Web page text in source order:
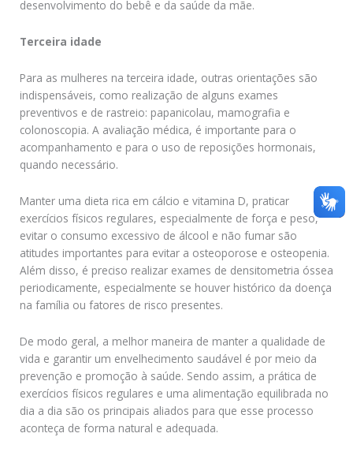
desenvolvimento do bebê e da saúde da mãe.
Terceira idade
Para as mulheres na terceira idade, outras orientações são
indispensáveis, como realização de alguns exames
preventivos e de rastreio: papanicolau, mamografia e
colonoscopia. A avaliação médica, é importante para o
acompanhamento e para o uso de reposições hormonais,
quando necessário.
Manter uma dieta rica em cálcio e vitamina D, praticar
exercícios físicos regulares, especialmente de força e peso,
evitar o consumo excessivo de álcool e não fumar são
atitudes importantes para evitar a osteoporose e osteopenia.
Além disso, é preciso realizar exames de densitometria óssea
periodicamente, especialmente se houver histórico da doença
na família ou fatores de risco presentes.
De modo geral, a melhor maneira de manter a qualidade de
vida e garantir um envelhecimento saudável é por meio da
prevenção e promoção à saúde. Sendo assim, a prática de
exercícios físicos regulares e uma alimentação equilibrada no
dia a dia são os principais aliados para que esse processo
aconteça de forma natural e adequada.